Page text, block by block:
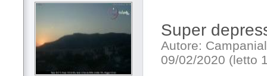
Super
Autore:
09/02/2020 (letto